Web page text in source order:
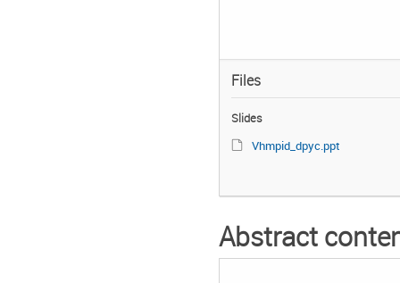
Files
Slides
Vhmpid_dpyc.ppt
Abstract